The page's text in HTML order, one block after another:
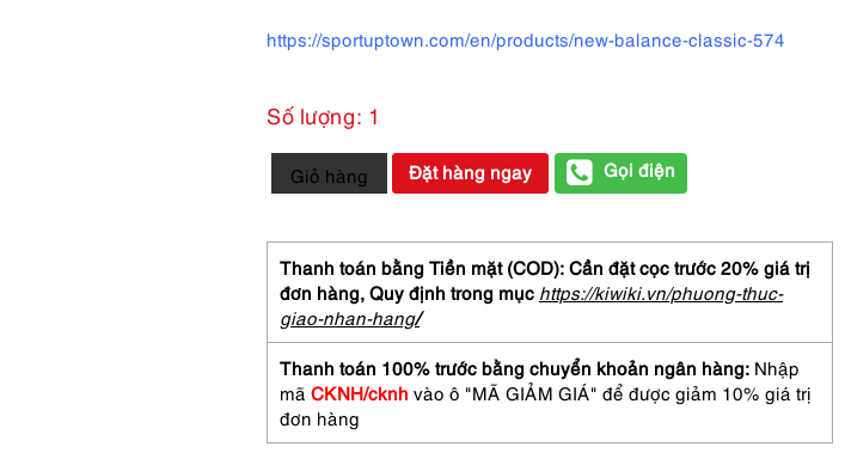
https://sportuptown.com/en/products/new-balance-classic-574
Số lượng: 1
3974-
Giầy
Size
24cm-
NEW
BALANCE
Classic
574
sport
shoes-
Mới/chưa
Giỏ hàng Đặt hàng ngay Gọi điện
Thanh toán bằng Tiền mặt (COD): Cần đặt cọc trước 20% giá trị
đơn hàng, Quy định trong mục https://kiwiki.vn/phuong-thuc-
giao-nhan-hang/
Thanh toán 100% trước bằng chuyển khoản ngân hàng: Nhập
mã CKNH/cknh vào ô "MÃ GIẢM GIÁ" để được giảm 10% giá trị
đơn hàng